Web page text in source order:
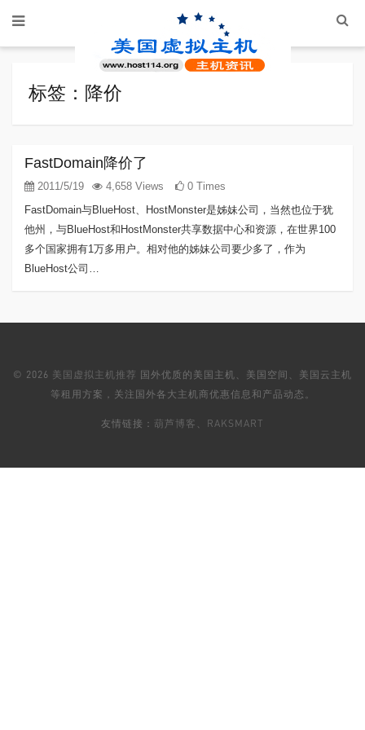
标签：降价
FastDomain降价了
2011/5/19 4,658 Views
0 Times
FastDomain与BlueHost、HostMonster是姊妹公司，当然也位于犹
他州，与BlueHost和HostMonster共享数据中心和资源，在世界100
多个国家拥有1万多用户。相对他的姊妹公司要少多了，作为
BlueHost公司…
© 2026 美国虚拟主机推荐 国外优质的美国主机、美国空间、美国云主机
等租用方案，关注国外各大主机商优惠信息和产品动态。
友情链接： 葫芦博客 RAKSMART